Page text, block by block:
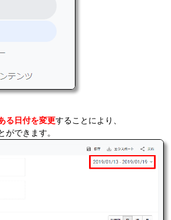
る日付を変更することにより、
ができます。